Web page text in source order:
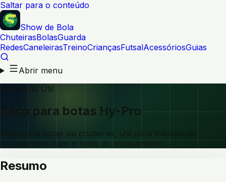
Saltar para o conteúdo
Show de Bola
ChuteirasBolasGuarda
RedesCaneleirasTreinoCriançasFutsalAcessóriosGuias
Abrir menu
Acessório Útil
Saco para botas Hy-Pro
Saco para botas ou chuteiras, Útil para transportar
calçado sem sujar o resto do equipamento.
Resumo